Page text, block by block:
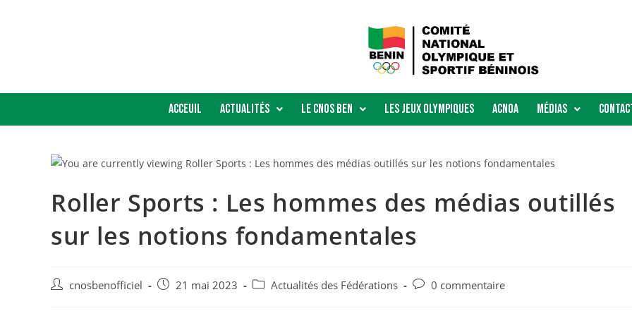
Acceuil Actualités Le Cnos Ben Les Jeux Olympiques ACNOA Médias
Roller Sports : Les hommes des médias outillés
sur les notions fondamentales
cnosbenofficiel 21 mai 2023 Actualités des Fédérations 0 commentaire